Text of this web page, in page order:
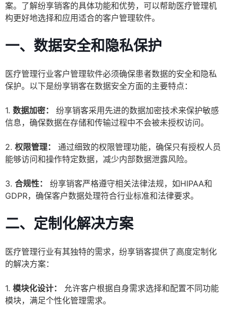
案。了解纷享销客的具体功能和优势，可以帮助医疗管理机
构更好地选择和应用适合的客户管理软件。
一、数据安全和隐私保护
医疗管理行业客户管理软件必须确保患者数据的安全和隐私
保护。以下是纷享销客在数据安全方面的主要特点：
1. 数据加密：
纷享销客采用先进的数据加密技术来保护敏感
信息，确保数据在存储和传输过程中不会被未授权访问。
2. 权限管理：
通过细致的权限管理功能，确保只有授权人员
能够访问和操作特定数据，减少内部数据泄露风险。
3. 合规性：
纷享销客严格遵守相关法律法规，如HIPAA和
GDPR，确保客户数据处理符合行业标准和法律要求。
二、定制化解决方案
医疗管理行业有其独特的需求，纷享销客提供了高度定制化
的解决方案：
1. 模块化设计：
允许客户根据自身需求选择和配置不同功能
模块，满足个性化管理需求。